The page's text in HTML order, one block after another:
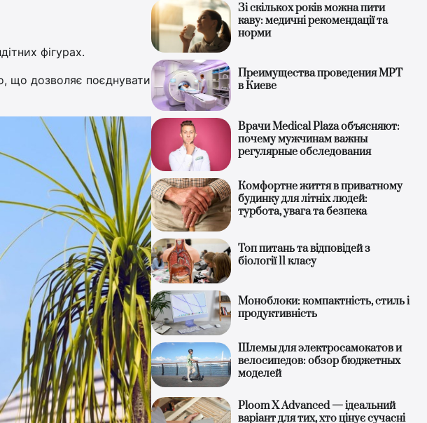
фігурах.
що дозволяє поєднувати
Зі скількох років можна пити
каву: медичні рекомендації та
норми
Преимущества проведения МРТ
в Киеве
Врачи Medical Plaza объясняют:
почему мужчинам важны
регулярные обследования
Комфортне життя в приватному
будинку для літніх людей:
турбота, увага та безпека
Топ питань та відповідей з
біології 11 класу
Моноблоки: компактність, стиль і
продуктивність
Шлемы для электросамокатов и
велосипедов: обзор бюджетных
моделей
Ploom X Advanced — ідеальний
варіант для тих, хто цінує сучасні